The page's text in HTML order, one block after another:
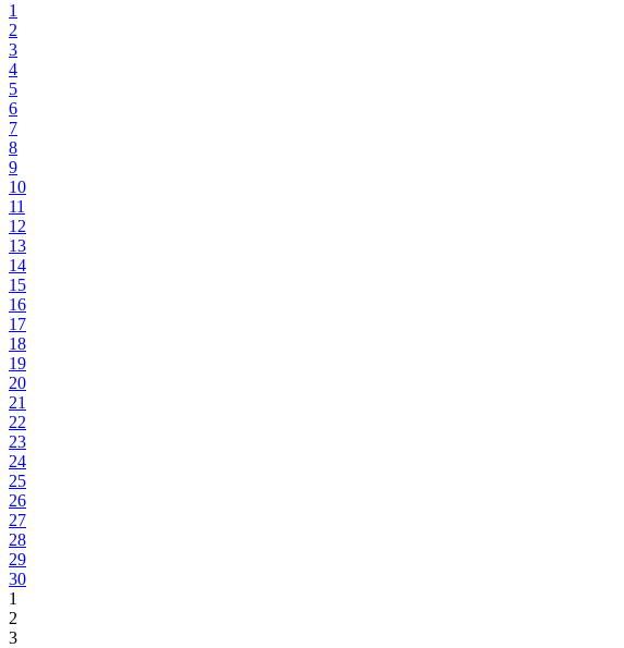
1
2
3
4
5
6
7
8
9
10
11
12
13
14
15
16
17
18
19
20
21
22
23
24
25
26
27
28
29
30
1
2
3